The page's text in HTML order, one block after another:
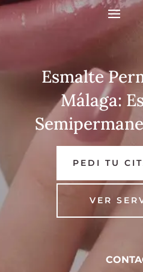
Esmalte
Málaga:
PEDI TU
VER